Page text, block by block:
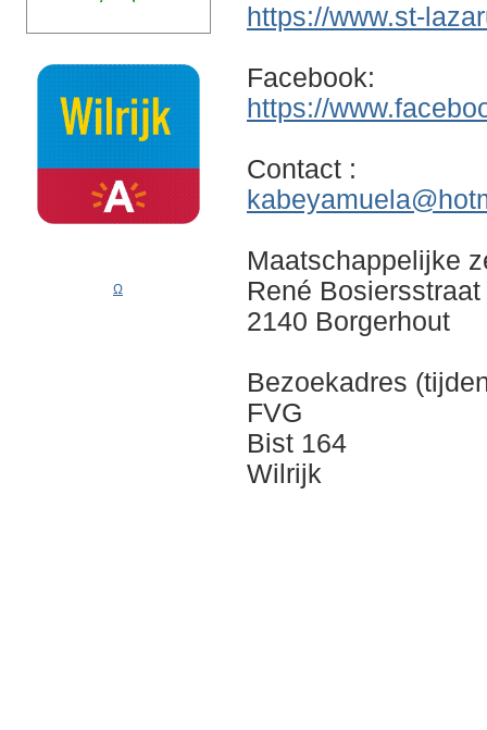
Ω
https://www.st-
Facebook:
https://
Contact :
Maatschappelijke
René Bosiersstraat
2140 Borgerhout
Bezoekadres
FVG
Bist 164
Wilrijk